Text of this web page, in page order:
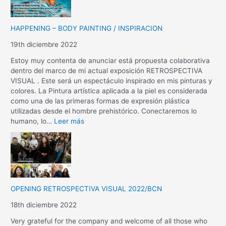
HAPPENING – BODY PAINTING / INSPIRACION
19th diciembre 2022
Estoy muy contenta de anunciar está propuesta colaborativa
dentro del marco de mi actual exposición RETROSPECTIVA
VISUAL . Este será un espectáculo inspirado en mis pinturas y
colores. La Pintura artística aplicada a la piel es considerada
como una de las primeras formas de expresión plástica
utilizadas desde el hombre prehistórico. Conectaremos lo
humano, lo… Leer más
OPENING RETROSPECTIVA VISUAL 2022/BCN
18th diciembre 2022
Very grateful for the company and welcome of all those who